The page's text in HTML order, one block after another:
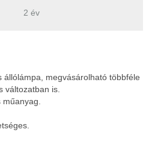
2 év
állólámpa, megvásárolható többféle
változatban is.